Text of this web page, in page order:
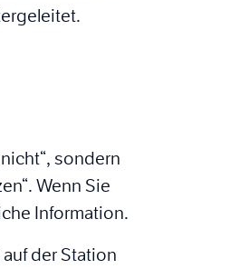
sondern
Wenn Sie
Information.
der Station